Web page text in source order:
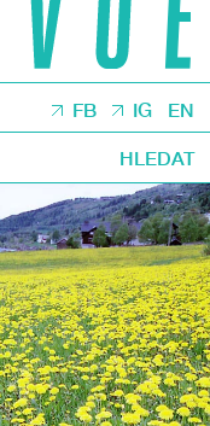
FB IG EN
HLEDAT